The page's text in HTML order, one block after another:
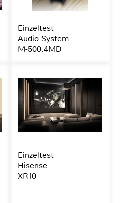
Einzeltest
Audio System
M-500.4MD
Einzeltest
Hisense
XR10